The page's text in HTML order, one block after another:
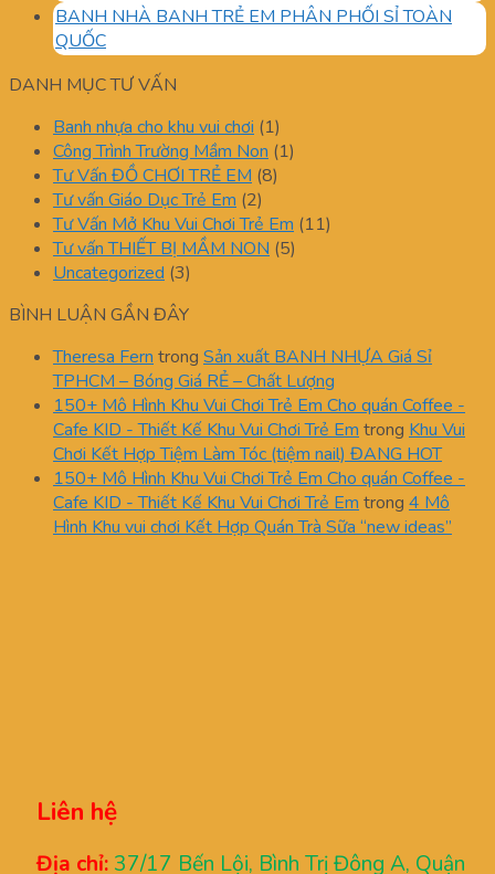
BANH NHÀ BANH TRẺ EM PHÂN PHỐI SỈ TOÀN
QUỐC
DANH MỤC TƯ VẤN
Banh nhựa cho khu vui chơi (1)
Công Trình Trường Mầm Non (1)
Tư Vấn ĐỒ CHƠI TRẺ EM (8)
Tư vấn Giáo Dục Trẻ Em (2)
Tư Vấn Mở Khu Vui Chơi Trẻ Em (11)
Tư vấn THIẾT BỊ MẦM NON (5)
Uncategorized (3)
BÌNH LUẬN GẦN ĐÂY
Theresa Fern trong Sản xuất BANH NHỰA Giá Sỉ
TPHCM – Bóng Giá RẺ – Chất Lượng
150+ Mô Hình Khu Vui Chơi Trẻ Em Cho quán Coffee -
Cafe KID - Thiết Kế Khu Vui Chơi Trẻ Em trong Khu Vui
Chơi Kết Hợp Tiệm Làm Tóc (tiệm nail) ĐANG HOT
150+ Mô Hình Khu Vui Chơi Trẻ Em Cho quán Coffee -
Cafe KID - Thiết Kế Khu Vui Chơi Trẻ Em trong 4 Mô
Hình Khu vui chơi Kết Hợp Quán Trà Sữa “new ideas”
Liên hệ
Địa chỉ: 37/17 Bến Lội, Bình Trị Đông A, Quận